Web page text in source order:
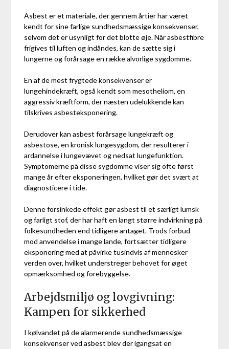
Asbest er et materiale, der gennem årtier har været
kendt for sine farlige sundhedsmæssige konsekvenser,
selvom det er usynligt for det blotte øje. Når asbestfibre
frigives til luften og indåndes, kan de sætte sig i
lungerne og forårsage en række alvorlige sygdomme.
En af de mest frygtede konsekvenser er
lungehindekræft, også kendt som mesotheliom, en
aggressiv kræftform, der næsten udelukkende kan
tilskrives asbesteksponering.
Derudover kan asbest forårsage lungekræft og
asbestose, en kronisk lungesygdom, der resulterer i
ardannelse i lungevævet og nedsat lungefunktion.
Symptomerne på disse sygdomme viser sig ofte først
mange år efter eksponeringen, hvilket gør det svært at
diagnosticere i tide.
Denne forsinkede effekt gør asbest til et særligt lumsk
og farligt stof, der har haft en langt større indvirkning på
folkesundheden end tidligere antaget. Trods forbud
mod anvendelse i mange lande, fortsætter tidligere
eksponering med at påvirke tusindvis af mennesker
verden over, hvilket understreger behovet for øget
opmærksomhed og forebyggelse.
Arbejdsmiljø og lovgivning:
Kampen for sikkerhed
I kølvandet på de alarmerende sundhedsmæssige
konsekvenser ved asbest blev der igangsat en